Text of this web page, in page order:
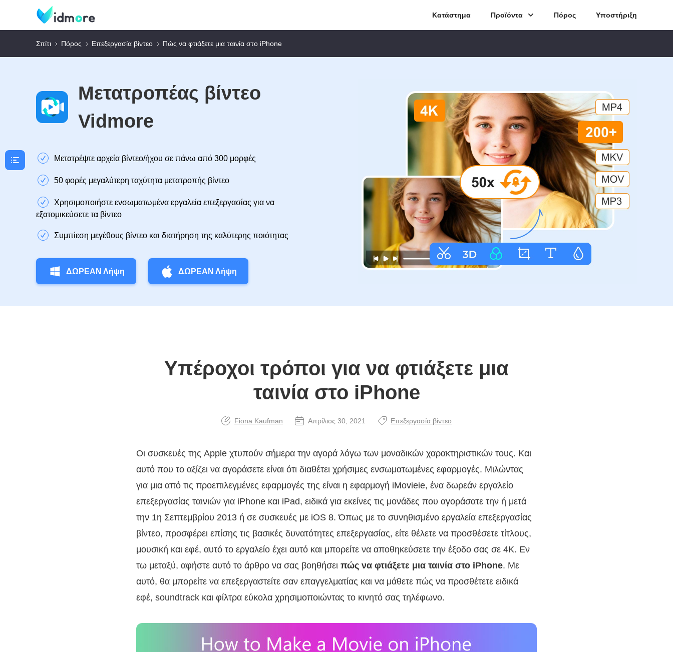
Κατάστημα Προϊόντα Πόρος Υποστήριξη
Σπίτι Πόρος Επεξεργασία βίντεο Πώς να φτιάξετε μια ταινία στο iPhone
Μετατροπέας βίντεο
Vidmore
Μετατρέψτε αρχεία βίντεο/ήχου σε πάνω από 300 μορφές
50 φορές μεγαλύτερη ταχύτητα μετατροπής βίντεο
Χρησιμοποιήστε ενσωματωμένα εργαλεία επεξεργασίας για να
εξατομικεύσετε τα βίντεο
Συμπίεση μεγέθους βίντεο και διατήρηση της καλύτερης ποιότητας
ΔΩΡΕΑΝ Λήψη ΔΩΡΕΑΝ Λήψη
Υπέροχοι τρόποι για να φτιάξετε μια
ταινία στο iPhone
Fiona Kaufman Απρίλιος 30, 2021 Επεξεργασία βίντεο
Οι συσκευές της Apple χτυπούν σήμερα την αγορά λόγω των μοναδικών χαρακτηριστικών τους. Και
αυτό που το αξίζει να αγοράσετε είναι ότι διαθέτει χρήσιμες ενσωματωμένες εφαρμογές. Μιλώντας
για μια από τις προεπιλεγμένες εφαρμογές της είναι η εφαρμογή iMovieie, ένα δωρεάν εργαλείο
επεξεργασίας ταινιών για iPhone και iPad, ειδικά για εκείνες τις μονάδες που αγοράσατε την ή μετά
την 1η Σεπτεμβρίου 2013 ή σε συσκευές με iOS 8. Όπως με το συνηθισμένο εργαλεία επεξεργασίας
βίντεο, προσφέρει επίσης τις βασικές δυνατότητες επεξεργασίας, είτε θέλετε να προσθέσετε τίτλους,
μουσική και εφέ, αυτό το εργαλείο έχει αυτό και μπορείτε να αποθηκεύσετε την έξοδο σας σε 4K. Εν
τω μεταξύ, αφήστε αυτό το άρθρο να σας βοηθήσει πώς να φτιάξετε μια ταινία στο iPhone. Με
αυτό, θα μπορείτε να επεξεργαστείτε σαν επαγγελματίας και να μάθετε πώς να προσθέτετε ειδικά
εφέ, soundtrack και φίλτρα εύκολα χρησιμοποιώντας το κινητό σας τηλέφωνο.